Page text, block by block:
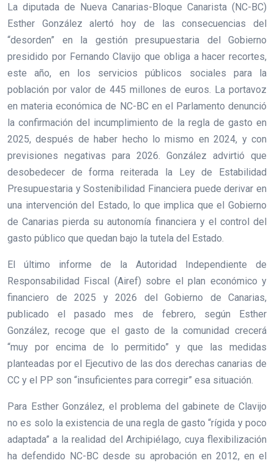
La diputada de Nueva Canarias-Bloque Canarista (NC-BC)
Esther González alertó hoy de las consecuencias del
“desorden” en la gestión presupuestaria del Gobierno
presidido por Fernando Clavijo que obliga a hacer recortes,
este año, en los servicios públicos sociales para la
población por valor de 445 millones de euros. La portavoz
en materia económica de NC-BC en el Parlamento denunció
la confirmación del incumplimiento de la regla de gasto en
2025, después de haber hecho lo mismo en 2024, y con
previsiones negativas para 2026. González advirtió que
desobedecer de forma reiterada la Ley de Estabilidad
Presupuestaria y Sostenibilidad Financiera puede derivar en
una intervención del Estado, lo que implica que el Gobierno
de Canarias pierda su autonomía financiera y el control del
gasto público que quedan bajo la tutela del Estado.
El último informe de la Autoridad Independiente de
Responsabilidad Fiscal (Airef) sobre el plan económico y
financiero de 2025 y 2026 del Gobierno de Canarias,
publicado el pasado mes de febrero, según Esther
González, recoge que el gasto de la comunidad crecerá
“muy por encima de lo permitido” y que las medidas
planteadas por el Ejecutivo de las dos derechas canarias de
CC y el PP son “insuficientes para corregir” esa situación.
Para Esther González, el problema del gabinete de Clavijo
no es solo la existencia de una regla de gasto “rígida y poco
adaptada” a la realidad del Archipiélago, cuya flexibilización
ha defendido NC-BC desde su aprobación en 2012, en el